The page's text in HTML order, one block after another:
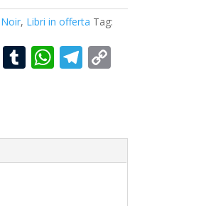
, Libri in offerta Tag:
T
r
W
A
p
T
a
m
C
Li
n